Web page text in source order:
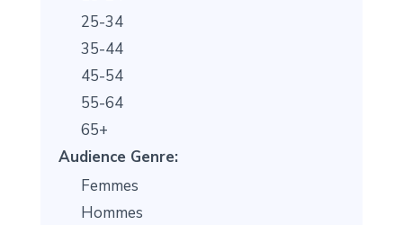
25-34
35-44
45-54
55-64
65+
Audience Genre:
Femmes
Hommes